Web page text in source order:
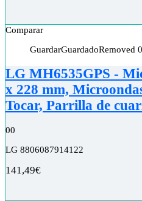
Comparar
GuardarGuardadoRemoved 0
LG MH6535GPS -
x 228 mm,
Tocar, Parrilla de
00
LG 8806087914122
141,49€